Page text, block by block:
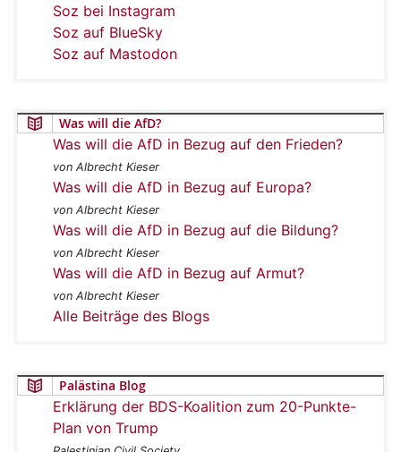
Soz bei Instagram
Soz auf BlueSky
Soz auf Mastodon
Was will die AfD?
Was will die AfD in Bezug auf den Frieden?
von Albrecht Kieser
Was will die AfD in Bezug auf Europa?
von Albrecht Kieser
Was will die AfD in Bezug auf die Bildung?
von Albrecht Kieser
Was will die AfD in Bezug auf Armut?
von Albrecht Kieser
Alle Beiträge des Blogs
Palästina Blog
Erklärung der BDS-Koalition zum 20-Punkte-
Plan von Trump